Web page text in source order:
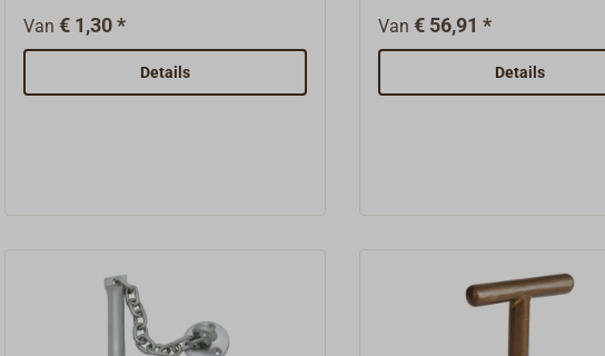
en van staal of A4-roestvast staal
om aan te lassen.Afmeting: 12 x 50
mm (diameter x
lengte)Smeernippels van verzinkt
Van € 1,30 *
Details
deuren van het schip en
langgat (vorm C) of met
(vorm D) en boorgat voor
(draad M10 x 1).Staal
Van€ 56,91 *
Details